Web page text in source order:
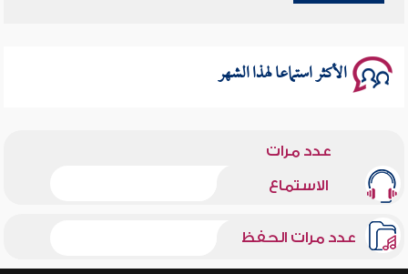
الأكثر استماعا لهذا الشهر
عدد مرات
الاستماع
عدد مرات الحفظ